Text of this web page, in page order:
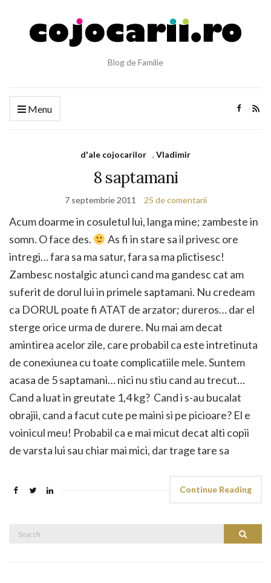
Blog de Familie
Menu
d'ale cojocarilor , Vladimir
8 saptamani
7 septembrie 2011 25 de comentarii
Acum doarme in cosuletul lui, langa mine; zambeste in
somn. O face des.
As fi in stare sa il privesc ore
intregi… fara sa ma satur, fara sa ma plictisesc!
Zambesc nostalgic atunci cand ma gandesc cat am
suferit de dorul lui in primele saptamani. Nu credeam
ca DORUL poate fi ATAT de arzator; dureros… dar el
sterge orice urma de durere. Nu mai am decat
amintirea acelor zile, care probabil ca este intretinuta
de conexiunea cu toate complicatiile mele. Suntem
acasa de 5 saptamani… nici nu stiu cand au trecut…
Cand a luat in greutate 1,4 kg? Cand i s-au bucalat
obrajii, cand a facut cute pe maini si pe picioare? El e
voinicul meu! Probabil ca e mai micut decat alti copii
de varsta lui sau chiar mai mici, dar trage tare sa
Continue Reading
Search